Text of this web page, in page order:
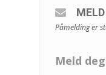
Påmelding er
Meld